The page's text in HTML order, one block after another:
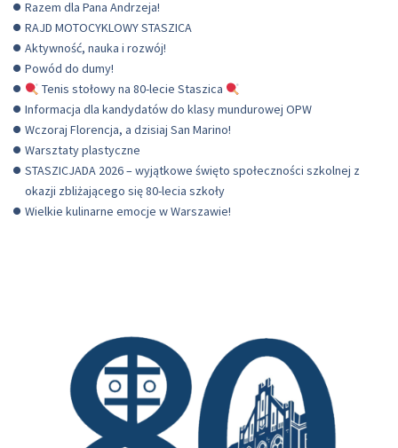
Razem dla Pana Andrzeja!
RAJD MOTOCYKLOWY STASZICA
Aktywność, nauka i rozwój!
Powód do dumy!
Tenis stołowy na 80-lecie Staszica
Informacja dla kandydatów do klasy mundurowej OPW
Wczoraj Florencja, a dzisiaj San Marino!
Warsztaty plastyczne
STASZICJADA 2026 – wyjątkowe święto społeczności szkolnej z
okazji zbliżającego się 80-lecia szkoły
Wielkie kulinarne emocje w Warszawie!